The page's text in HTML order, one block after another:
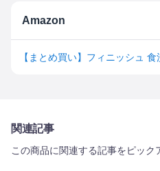
Amazon
関連記事
この商品に関連する記事をピック